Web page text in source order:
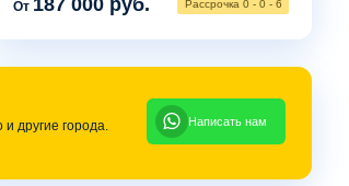
От Рассрочка 0 - 0 - 6
другие города.
Написать нам